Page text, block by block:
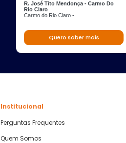
R. José Tito Mendonça - Carmo Do
Rio Claro
Carmo do Rio Claro -
Quero saber mais
Institucional
Perguntas Frequentes
Quem Somos